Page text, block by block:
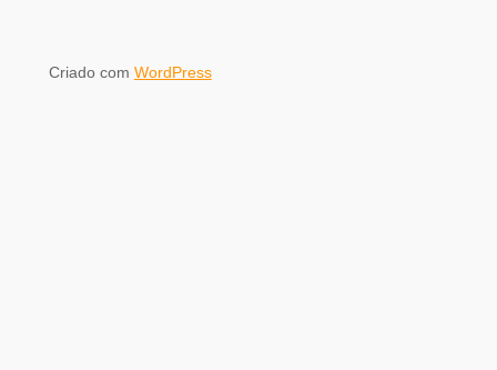
Criado com WordPress